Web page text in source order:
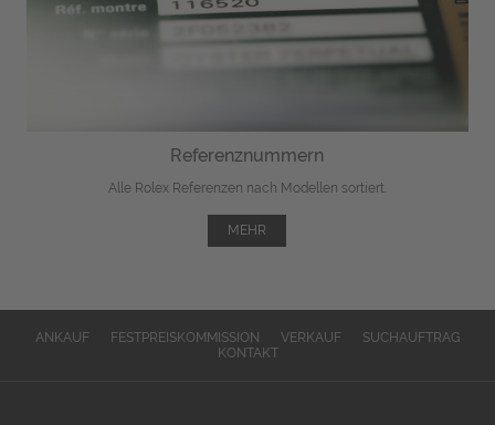
Referenznummern
Alle Rolex Referenzen nach Modellen sortiert.
MEHR
ANKAUF FESTPREISKOMMISSION VERKAUF
SUCHAUFTRAG
KONTAKT